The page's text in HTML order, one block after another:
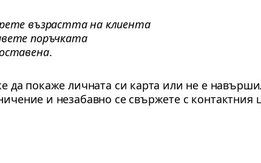
възрастта на клиента
поръчката
.
да покаже личната си карта или не е
и незабавно се свържете с контактния